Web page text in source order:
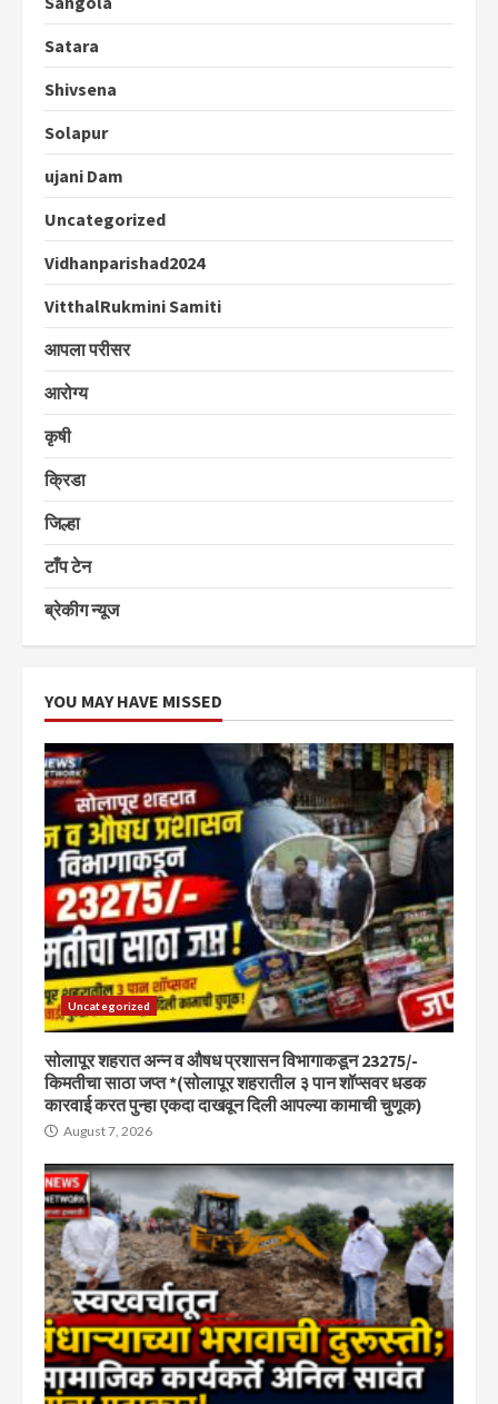
Satara
Shivsena
Solapur
ujani Dam
Uncategorized
Vidhanparishad2024
VitthalRukmini Samiti
आपला परीसर
आरोग्य
कृषी
क्रिडा
जिल्हा
टाँप टेन
ब्रेकीग न्यूज
YOU MAY HAVE MISSED
Uncategorized
सोलापूर शहरात अन्न व औषध प्रशासन विभागाकडून 23275/-
किमतीचा साठा जप्त *(सोलापूर शहरातील ३ पान शॉप्सवर धडक
कारवाई करत पुन्हा एकदा दाखवून दिली आपल्या कामाची चुणूक)
August 7, 2026